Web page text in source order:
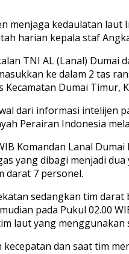
menjaga kedaulatan
harian kepala staf
TNI AL (Lanal)
ke dalam 2 tas
Dumai Timur,
dari informasi intelijen
Perairan Indonesia
Komandan Lanal
yang dibagi menjadi
darat 7 personel.
sedangkan tim
pada Pukul 02.00
laut yang menggunakan
dan saat tim